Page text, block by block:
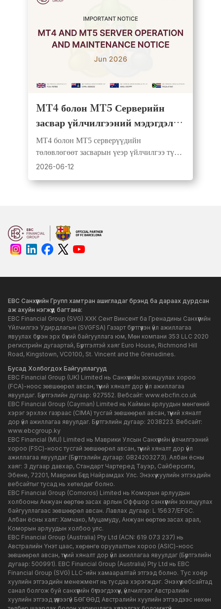
MT4 болон MT5 Серверийн
засвар үйлчилгээний мэдэгдэл |
2026 оны 6-р сарын 13
MT4 болон MT5 серверүүдийн
төлөвлөгөөт засварын үеэр үйлчилгээ түр
хугацаанд тасалдах бөгөөд ажил дуусмагц
2026-06-12
EBC Санхүүгийн Групп хамтран ашигладаг брэнд ба дараах дурдсан
аж ахуйн нэгжүүд багтана:
EBC Financial Group (SVG) ХХК Сент Винсент ба Гренадины Санхүүгийн
Үйлчилгээ Удирдлагын (SVGFSA) Газарт бүртгүүлэн үйл ажиллагаа
явуулах бүрэн эрх бүхий байгууллага юм, Мөн компани 353 LLC 2020
регистрийн дугаартай, Бүртгэлтэй хаяг Euro House, Richmond Hill
Road, Kingstown, VC0100, St. Vincent and the Grenadines.
Бусад Холбогдох Байгууллагууд
EBC Financial Group (UK) Limited нь Санхүүгийн зохицуулах хороо
(FCA)-ноос зөвшөөрөл авсан, түүний хяналт дор үйл ажиллагаа
явуулдаг. Бүртгэлийн дугаар: 927552. Вебсайт: www.ebcfin.co.uk
EBC Financial Group (Cayman) Limited нь Кайман арлуудын мөнгөний
хэрэг эрхлэх газраас (CIMA) тусгай зөвшөөрөл авсан, түүний хяналт
дор үйл ажиллагаа явуулдаг. Бүртгэлийн дугаар: 2038223. Вебсайт:
www.ebcgroup.ky
EBC Financial (MU) Limited нь Маврики Улсын Санхүүгийн үйлчилгээний
хороо (FSC)-ноос тусгай зөвшөөрөл авсан, түүний хяналт дор үйл
ажиллагаа явуулдаг (Бүртгэлийн дугаар: GB24203273). Албан ёсны
хаяг: 3 дугаар давхар, Стандарт Чартеред Тауэр, Сайберсити,
Эбене, 72201, Маврики Бүгд Найрамдах Улс. Энэхүү хуулийн этгээдийн
вебсайтыг тусад нь хөтөлдөг болно.
EBC Financial Group (Comoros) Limited нь Коморын арлуудын
холбооны Анжуан өөртөө засах арлын Оффшор санхүүгийн зохицуулах
байгууллагаас зөвшөөрөл авсан. Лавлах дугаар: L 15637/EFGC.
Албан ёсны хаяг: Хамчако, Муцамуду, Анжуан өөртөө засах арал,
Коморын арлуудын холбоо улс.
EBC Financial Group (Australia) Pty Ltd (ACN: 619 073 237) нь
Австралийн Үнэт цаас, хөрөнгө оруулалтын хороо (ASIC)-ноос
зөвшөөрөл авсан, түүний хяналт дор үйл ажиллагаа явуулдаг (Бүртгэлийн
дугаар: 500991). EBC Financial Group (Australia) Pty Ltd нь EBC
Financial Group (SVG) LLC-ийн хамааралтай этгээд болно. Тус хоёр
хуулийн этгээдийн менежмент нь тусдаа хэрэгждэг. Энэхүү вебсайтад
санал болгож буй санхүүгийн бүтээгдэхүүн, үйлчилгээг Австралийн
хуулийн этгээд үзүүлээгүй БӨГӨӨД Австралийн хуулийн этгээдээс нөхөн